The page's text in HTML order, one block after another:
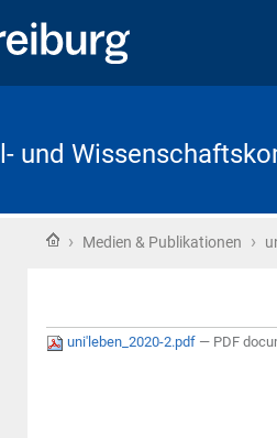
und
Startseite
› Medien & Publikationen ›
uni'leben_2020-2.pdf — PDF